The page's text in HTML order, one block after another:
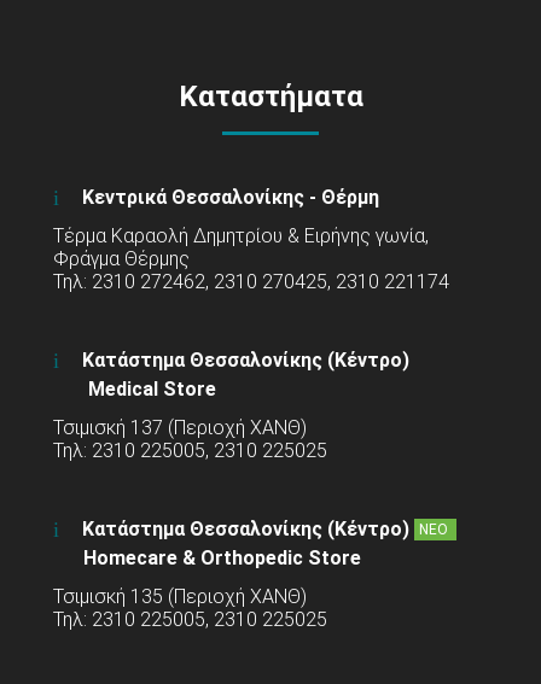
Καταστήματα
Κεντρικά Θεσσαλονίκης - Θέρμη
Τέρμα Καραολή Δημητρίου & Ειρήνης γωνία,
Φράγμα Θέρμης
Τηλ: 2310 272462, 2310 270425, 2310 221174
Κατάστημα Θεσσαλονίκης (Κέντρο)
Medical Store
Τσιμισκή 137 (Περιοχή ΧΑΝΘ)
Τηλ: 2310 225005, 2310 225025
Κατάστημα Θεσσαλονίκης (Κέντρο) ΝΕΟ
Homecare & Orthopedic Store
Τσιμισκή 135 (Περιοχή ΧΑΝΘ)
Τηλ: 2310 225005, 2310 225025